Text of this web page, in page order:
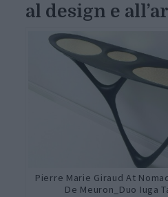
al design e
Pierre Marie Giraud At
De Meuron_Duo Iuga